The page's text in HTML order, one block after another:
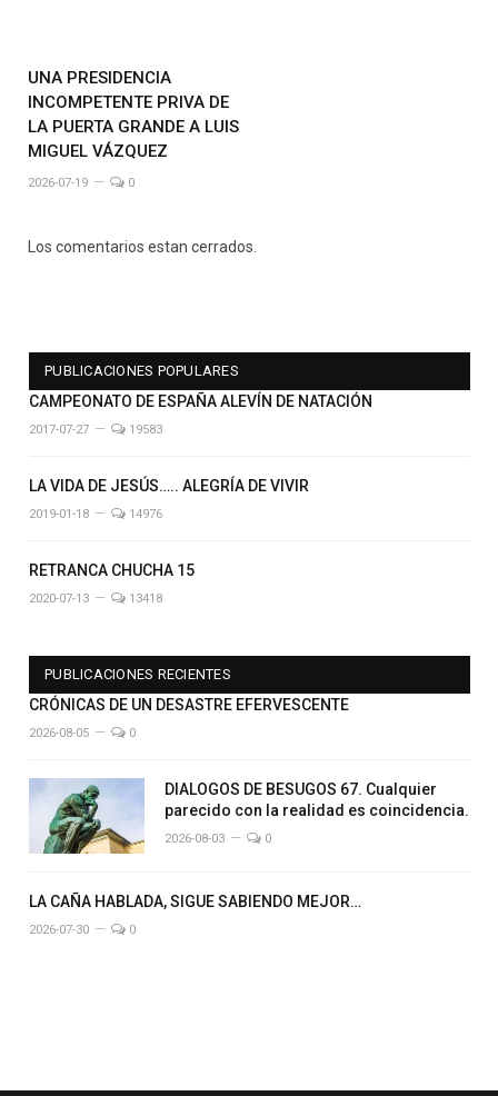
UNA PRESIDENCIA
INCOMPETENTE PRIVA DE
LA PUERTA GRANDE A LUIS
MIGUEL VÁZQUEZ
2026-07-19 0
Los comentarios estan cerrados.
PUBLICACIONES POPULARES
CAMPEONATO DE ESPAÑA ALEVÍN DE NATACIÓN
2017-07-27 19583
LA VIDA DE JESÚS….. ALEGRÍA DE VIVIR
2019-01-18 14976
RETRANCA CHUCHA 15
2020-07-13 13418
PUBLICACIONES RECIENTES
CRÓNICAS DE UN DESASTRE EFERVESCENTE
2026-08-05 0
DIALOGOS DE BESUGOS 67. Cualquier
parecido con la realidad es coincidencia.
2026-08-03 0
LA CAÑA HABLADA, SIGUE SABIENDO MEJOR…
2026-07-30 0